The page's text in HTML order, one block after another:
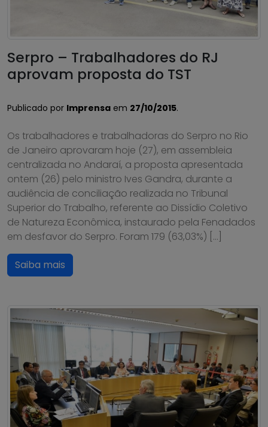
Serpro – Trabalhadores do RJ
aprovam proposta do TST
Publicado por Imprensa em 27/10/2015.
Os trabalhadores e trabalhadoras do Serpro no Rio
de Janeiro aprovaram hoje (27), em assembleia
centralizada no Andaraí, a proposta apresentada
ontem (26) pelo ministro Ives Gandra, durante a
audiência de conciliação realizada no Tribunal
Superior do Trabalho, referente ao Dissídio Coletivo
de Natureza Econômica, instaurado pela Fenadados
em desfavor do Serpro. Foram 179 (63,03%) […]
Saiba mais